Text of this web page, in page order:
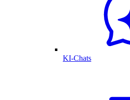
KI-Chats